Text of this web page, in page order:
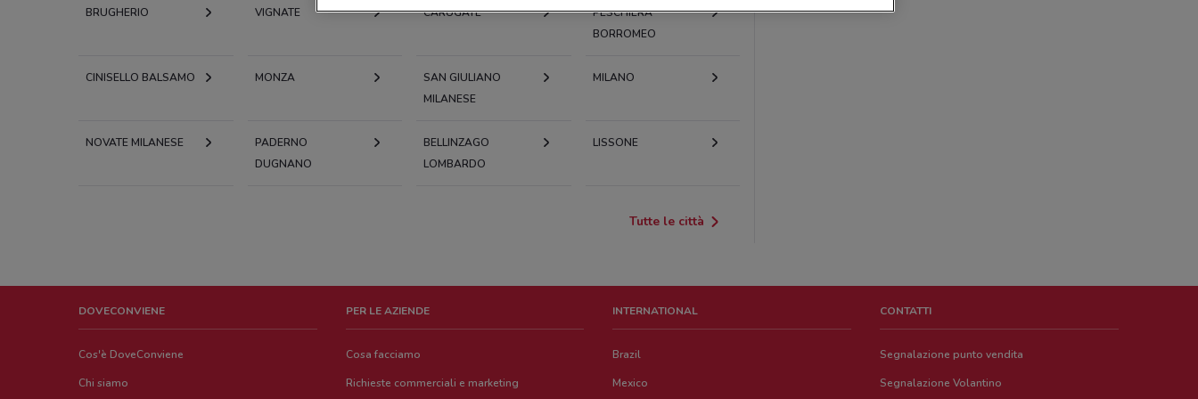
BRUGHERIO VIGNATE CARUGATE
PESCHIERA
BORROMEO
CINISELLO BALSAMO MONZA
SAN GIULIANO
MILANESE
MILANO
NOVATE MILANESE
PADERNO
DUGNANO
BELLINZAGO
LOMBARDO
LISSONE
Tutte le città
DOVECONVIENE
Cos'è DoveConviene
Chi siamo
PER LE AZIENDE
Cosa facciamo
Richieste commerciali e marketing
INTERNATIONAL
Brazil
Mexico
CONTATTI
Segnalazione punto vendita
Segnalazione Volantino